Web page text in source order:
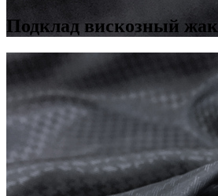
Подклад вискозный